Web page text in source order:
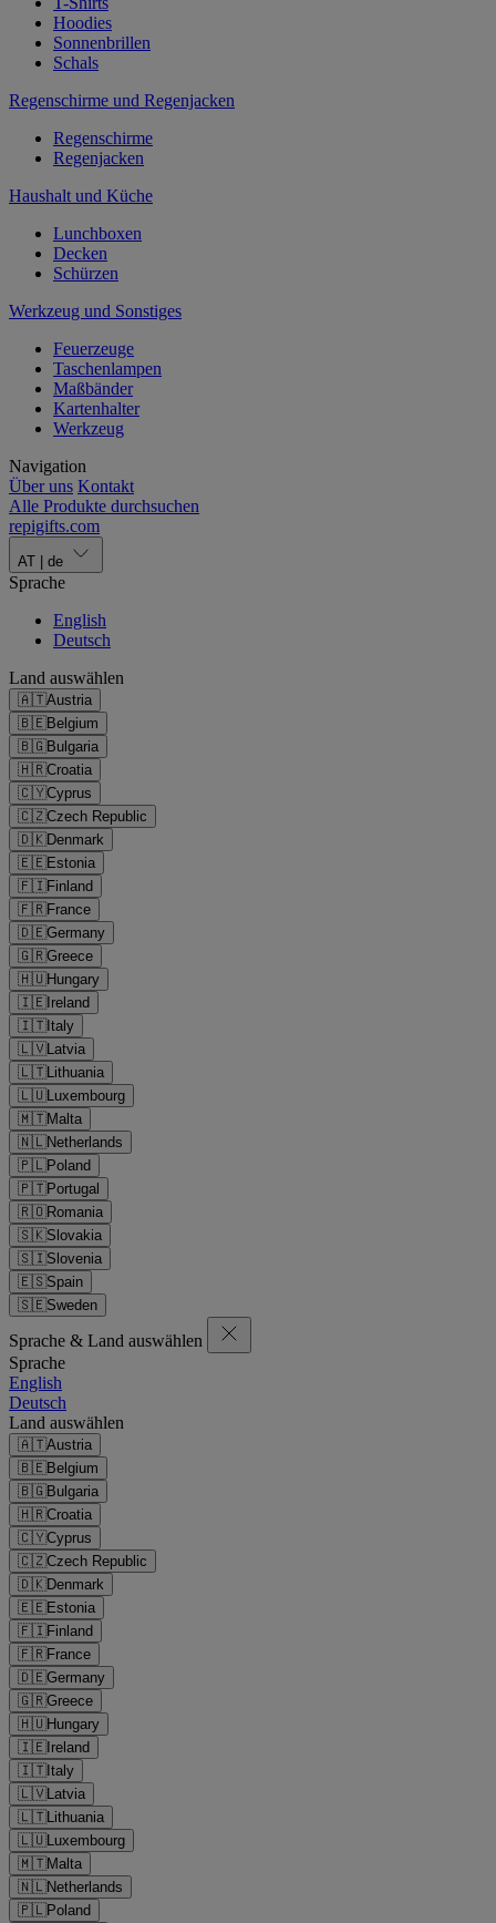
Hoodies
Sonnenbrillen
Schals
Regenschirme und Regenjacken
Regenschirme
Regenjacken
Haushalt und Küche
Lunchboxen
Decken
Schürzen
Werkzeug und Sonstiges
Feuerzeuge
Taschenlampen
Maßbänder
Kartenhalter
Werkzeug
Navigation
Über uns Kontakt
Alle Produkte durchsuchen
repigifts.com
AT de
Sprache
English
Deutsch
Land auswählen
🇦🇹Austria
🇧🇪Belgium
🇧🇬Bulgaria
🇭🇷Croatia
🇨🇾Cyprus
🇨🇿Czech Republic
🇩🇰Denmark
🇪🇪Estonia
🇫🇮Finland
🇫🇷France
🇩🇪Germany
🇬🇷Greece
🇭🇺Hungary
🇮🇪Ireland
🇮🇹Italy
🇱🇻Latvia
🇱🇹Lithuania
🇱🇺Luxembourg
🇲🇹Malta
🇳🇱Netherlands
🇵🇱Poland
🇵🇹Portugal
🇷🇴Romania
🇸🇰Slovakia
🇸🇮Slovenia
🇪🇸Spain
🇸🇪Sweden
Sprache & Land auswählen
Sprache
English
Deutsch
Land auswählen
🇦🇹Austria
🇧🇪Belgium
🇧🇬Bulgaria
🇭🇷Croatia
🇨🇾Cyprus
🇨🇿Czech Republic
🇩🇰Denmark
🇪🇪Estonia
🇫🇮Finland
🇫🇷France
🇩🇪Germany
🇬🇷Greece
🇭🇺Hungary
🇮🇪Ireland
🇮🇹Italy
🇱🇻Latvia
🇱🇹Lithuania
🇱🇺Luxembourg
🇲🇹Malta
🇳🇱Netherlands
🇵🇱Poland